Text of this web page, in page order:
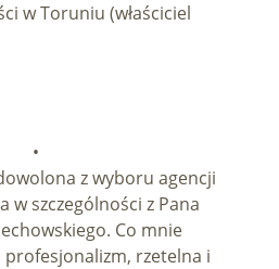
w Toruniu (właściciel
•
z wyboru agencji
w szczególności z Pana
Co mnie
profesjonalizm, rzetelna i